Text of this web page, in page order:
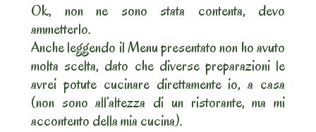
Ok, non ne sono stata contenta, devo
ammetterlo.
Anche leggendo il Menu presentato non ho avuto
molta scelta, dato che diverse preparazioni le
avrei potute cucinare direttamente io, a casa
(non sono all’altezza di un ristorante, ma mi
accontento della mia cucina).